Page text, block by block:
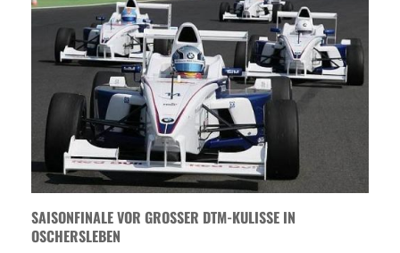
SAISONFINALE VOR GROSSER DTM-KULISSE IN O
SCHERSLEBEN